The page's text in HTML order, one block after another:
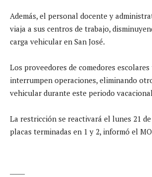
Además, el personal docente y
viaja a sus centros de trabajo,
carga vehicular en San José.
Los proveedores de comedores
interrumpen operaciones, eliminando
vehicular durante este periodo
La restricción se reactivará el lunes 21
placas terminadas en 1 y 2, informó el